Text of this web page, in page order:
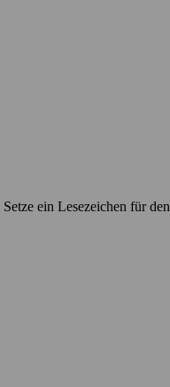
ein Lesezeichen für den